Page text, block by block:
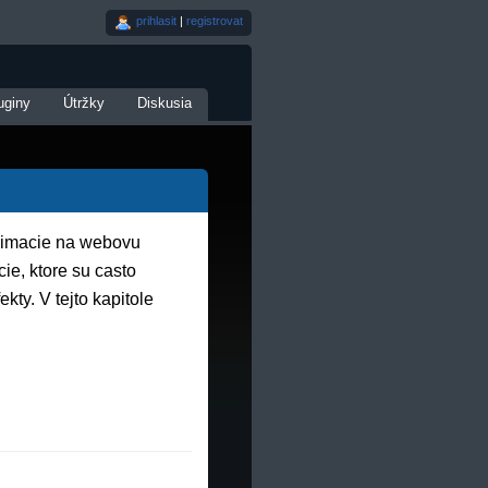
prihlasit | registrovat
Útržky Diskusia
na webovu
ktore su casto
V tejto kapitole